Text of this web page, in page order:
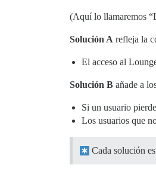
(Aquí lo llamaremos
Solución A refleja la
El acceso al
Solución B añade a
Si un usuario
Los usuarios que
Cada solución